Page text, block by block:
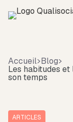
Accueil Blog
Les habitudes
son temps
ARTICLES